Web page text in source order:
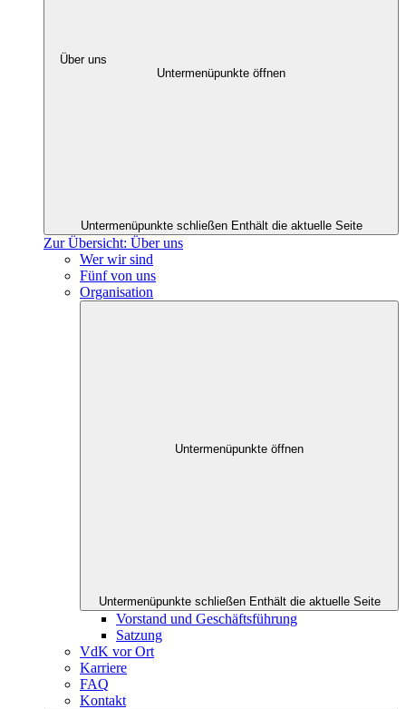
Über uns
Untermenüpunkte öffnen
Untermenüpunkte schließen Enthält die aktuelle Seite
Zur Übersicht: Über uns
Wer wir sind
Fünf von uns
Organisation
Untermenüpunkte öffnen
Untermenüpunkte schließen Enthält die aktuelle Seite
Vorstand und Geschäftsführung
Satzung
VdK vor Ort
Karriere
FAQ
Kontakt